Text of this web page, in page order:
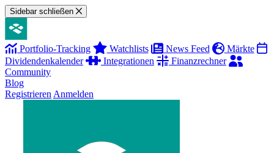
Sidebar schließen
Portfolio-Tracking Watchlists News Feed
Märkte
Dividendenkalender
Integrationen
Finanzrechner
Community
Blog
Registrieren Anmelden